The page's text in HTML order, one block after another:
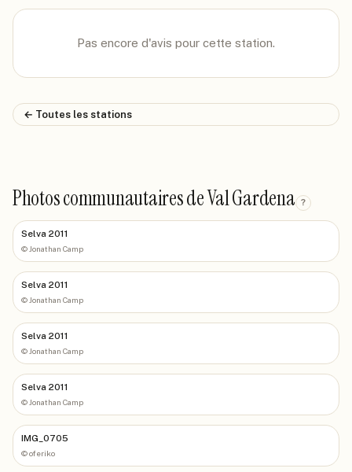
Pas encore d'avis pour cette station.
← Toutes les stations
Photos communautaires de Val Gardena ?
Selva 2011
© Jonathan Camp
Selva 2011
© Jonathan Camp
Selva 2011
© Jonathan Camp
Selva 2011
© Jonathan Camp
IMG_0705
©oferiko